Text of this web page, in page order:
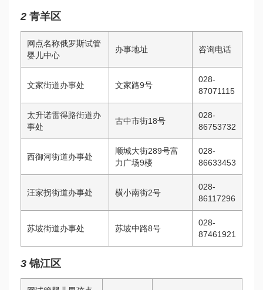
2 青羊区
网点名称俄罗斯试管
婴儿中心
办事地址 咨询电话
文家街道办事处 文家路9号
028-
87071115
太升诺雷得路街道办
事处
古中市街18号
028-
86753732
西御河街道办事处
顺城大街289号富
力广场9楼
028-
86633453
汪家拐街道办事处 横小南街2号
028-
86117296
苏坡街道办事处 苏坡中路8号
028-
87461921
3 锦江区